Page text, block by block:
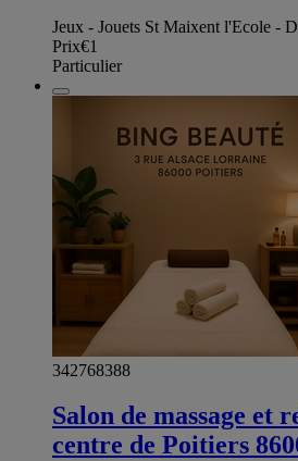
Jeux - Jouets St Maixent l'Ecole -
Prix€1
Particulier
342768388
Salon de massage et
centre de Poitiers